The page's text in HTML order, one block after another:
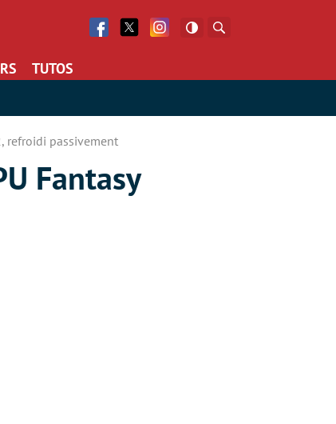
Facebook
Twitter Facebook
TUTOS
refroidi passivement
Fantasy